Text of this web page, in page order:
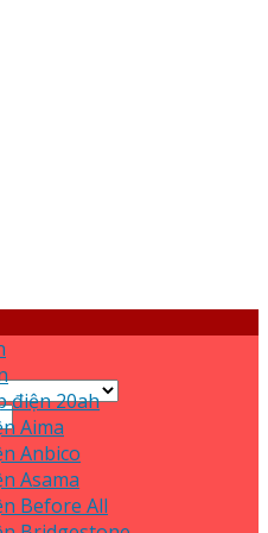
điện 20ah
Aima
Anbico
Asama
Before All